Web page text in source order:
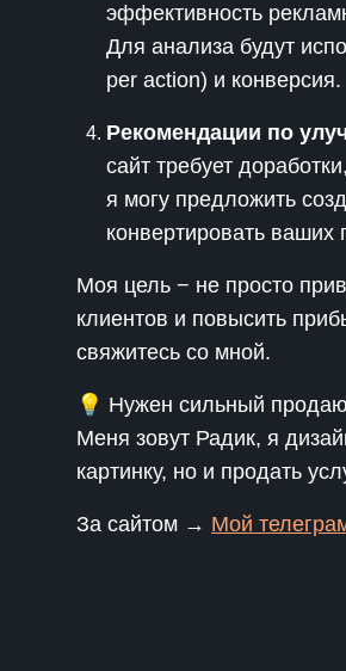
эффективность
Для анализа будут
per action) и конверсия.
Рекомендации по
сайт требует
я могу предложить
конвертировать ваших
Моя цель − не просто
клиентов и повысить
свяжитесь со мной.
💡 Нужен сильный
Меня зовут Радик, я
картинку, но и продать
За сайтом → Мой